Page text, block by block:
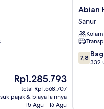
Harga
sekarang
Rp1.285.793
Rp1.285.793
total Rp1.568.707
pajak & biaya lainnya
15 Agu - 16 Agu
Abian
Hotel
&
Spa
Sanur
Abian
Sanur
7.8
dari
7,8
332